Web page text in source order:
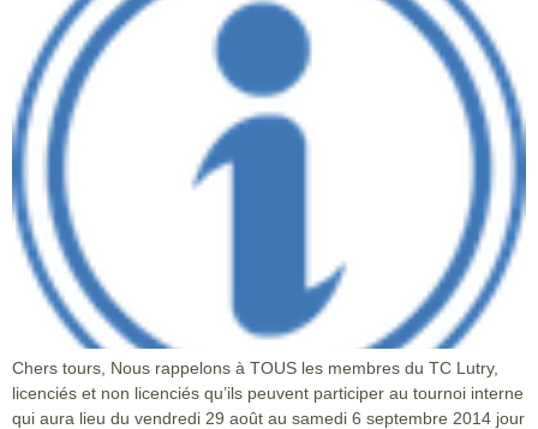
Chers tours, Nous rappelons à TOUS les membres du TC Lutry,
licenciés et non licenciés qu’ils peuvent participer au tournoi interne
qui aura lieu du vendredi 29 août au samedi 6 septembre 2014 jour